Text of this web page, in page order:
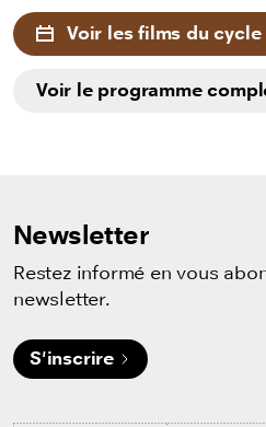
Voir les films du cycle
Voir le programme
Newsletter
Restez informé en vous
newsletter.
S'inscrire